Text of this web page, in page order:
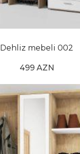
Dehliz mebeli 002
499 AZN